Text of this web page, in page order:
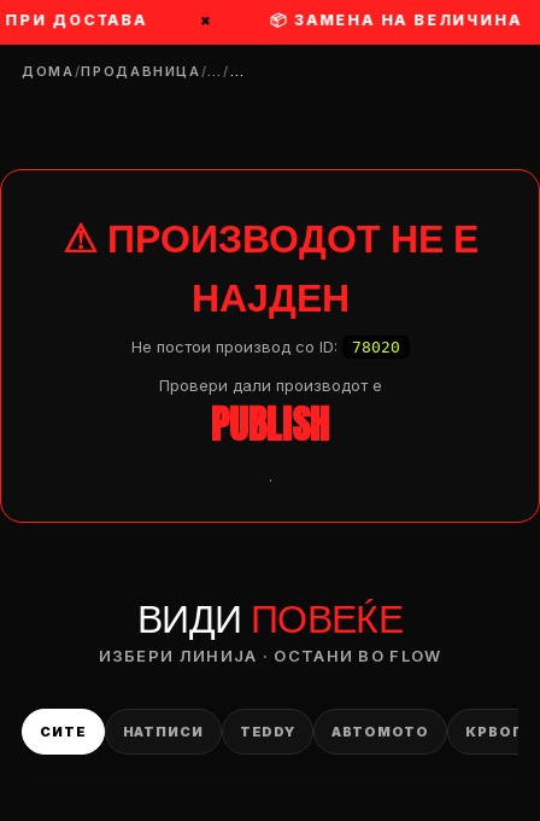
ДОСТАВА × 📦 ЗАМЕНА НА ВЕЛИЧИНА
ДОМА/ПРОДАВНИЦА/…/…
⚠ ПРОИЗВОДОТ НЕ Е
НАЈДЕН
Не постои производ со ID: 78020
Провери дали производот e
PUBLISH
.
ВИДИ ПОВЕЌЕ
ИЗБЕРИ ЛИНИЈА · ОСТАНИ ВО FLOW
СИТЕ НАТПИСИ TEDDY АВТОМОТО